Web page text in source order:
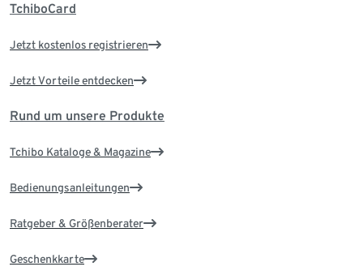
TchiboCard
Jetzt kostenlos registrieren
Jetzt Vorteile entdecken
Rund um unsere Produkte
Tchibo Kataloge & Magazine
Bedienungsanleitungen
Ratgeber & Größenberater
Geschenkkarte